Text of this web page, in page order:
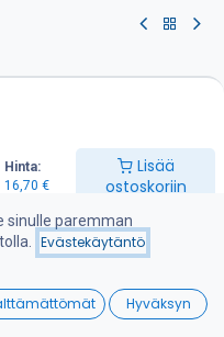
Hinta:
16,70 €
Lisää
ostoskoriin
Wishlist
kerran vuodessa
sinulle paremman
Evästekäytäntö
Hyväksyn